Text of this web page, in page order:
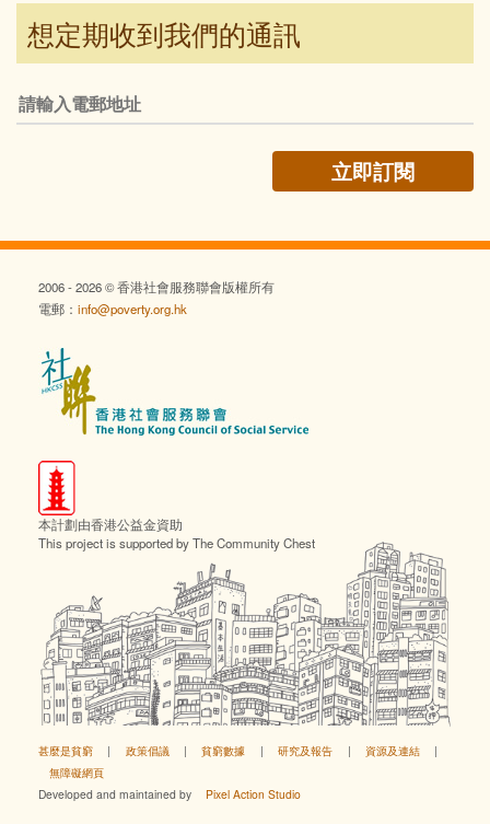
想定期收到我們的通訊
2006 - 2026 © 香港社會服務聯會版權所有
電郵： info@poverty.org.hk
本計劃由香港公益金資助
This project is supported by The Community Chest
甚麼是貧窮 | 政策倡議 | 貧窮數據 | 研究及報告 | 資源及連結
|
無障礙網頁
Developed and maintained by
Pixel Action Studio